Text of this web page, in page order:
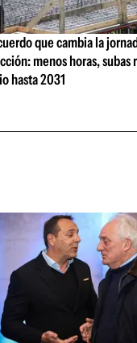
que cambia la
menos horas, subas
hasta 2031